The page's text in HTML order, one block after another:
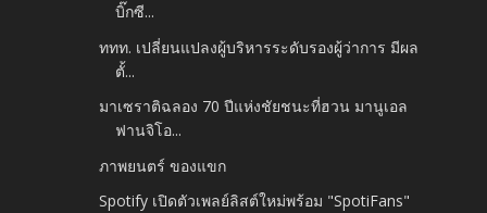
บิ๊กซี...
ททท. เปลี่ยนแปลงผู้บริหารระดับรองผู้ว่าการ มีผล
ตั้...
มาเซราติฉลอง 70 ปีแห่งชัยชนะที่ฮวน มานูเอล
ฟานจิโอ...
ภาพยนตร์ ของแขก
Spotify เปิดตัวเพลย์ลิสต์ใหม่พร้อม "SpotiFans"